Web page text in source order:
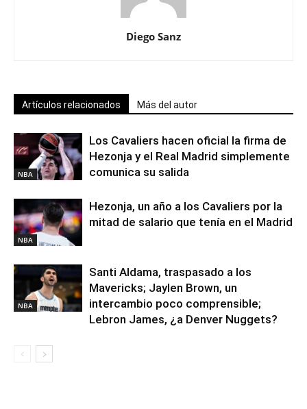
Diego Sanz
Artículos relacionados Más del autor
NBA
Los Cavaliers hacen oficial la firma de
Hezonja y el Real Madrid simplemente
comunica su salida
NBA
Hezonja, un año a los Cavaliers por la
mitad de salario que tenía en el Madrid
NBA
Santi Aldama, traspasado a los
Mavericks; Jaylen Brown, un
intercambio poco comprensible;
Lebron James, ¿a Denver Nuggets?